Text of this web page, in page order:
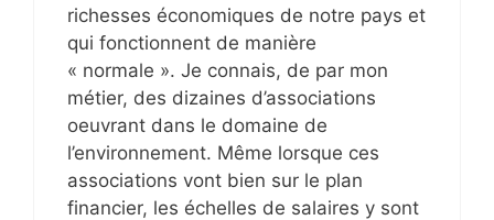
richesses économiques de notre pays et
qui fonctionnent de manière
« normale ». Je connais, de par mon
métier, des dizaines d’associations
oeuvrant dans le domaine de
l’environnement. Même lorsque ces
associations vont bien sur le plan
financier, les échelles de salaires y sont